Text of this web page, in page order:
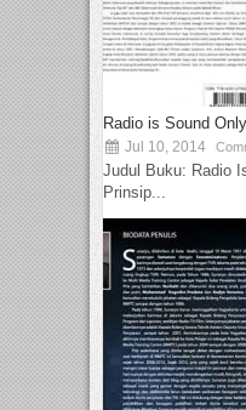
Radio is Sound Only
Jul 10, 2014
Judul Buku: Radio
Prinsip...